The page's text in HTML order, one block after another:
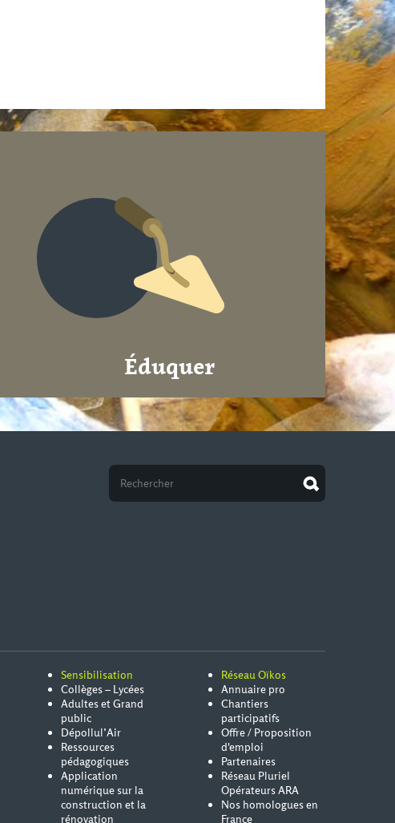
Éduquer
Sensibilisation
Collèges – Lycées
Adultes et Grand
public
Dépollul’Air
Ressources
pédagogiques
Application
numérique sur la
construction et la
rénovation
Réseau Oïkos
Annuaire pro
Chantiers
participatifs
Offre / Proposition
d'emploi
Partenaires
Réseau Pluriel
Opérateurs ARA
Nos homologues en
France